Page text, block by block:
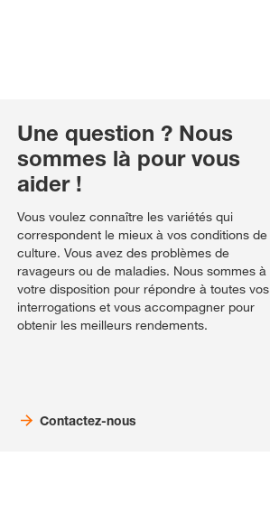
Une question ? Nous
sommes là pour vous
aider !
Vous voulez connaître les variétés qui
correspondent le mieux à vos conditions de
culture. Vous avez des problèmes de
ravageurs ou de maladies. Nous sommes à
votre disposition pour répondre à toutes vos
interrogations et vous accompagner pour
obtenir les meilleurs rendements.
Contactez-nous